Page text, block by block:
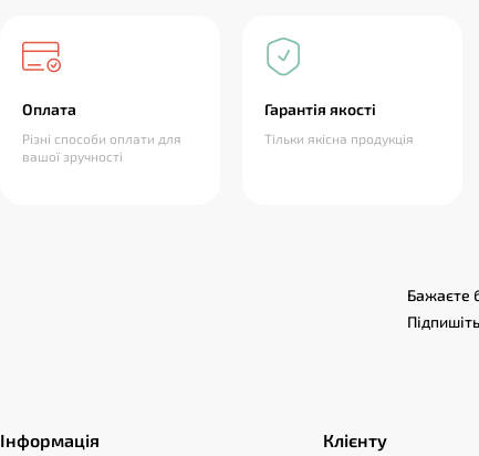
Оплата
Різні способи оплати для
вашої зручності
Гарантія якості
Тільки якісна продукція
Бажаєте
Інформація Клієнту